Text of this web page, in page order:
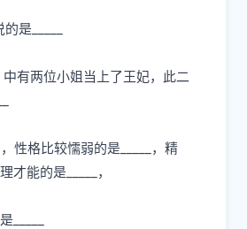
的是
有两位⼩姐当上了王妃，此⼆
性格⽐较懦弱的是 _____，精
才能的是 _____，